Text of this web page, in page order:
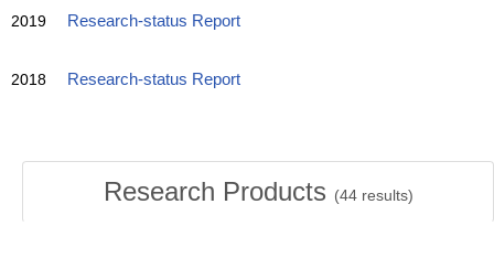
2019 Research-status Report
2018 Research-status Report
Research Products (44results)